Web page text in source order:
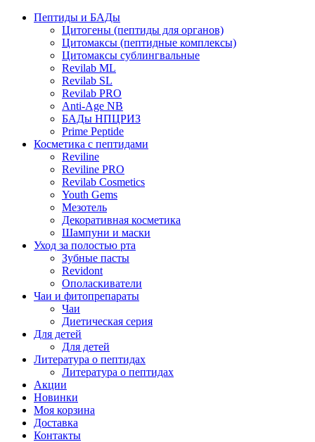
Пептиды и БАДы
Цитогены (пептиды для органов)
Цитомаксы (пептидные комплексы)
Цитомаксы сублингвальные
Revilab ML
Revilab SL
Revilab PRO
Anti-Age NB
БАДы НПЦРИЗ
Prime Peptide
Косметика с пептидами
Reviline
Reviline PRO
Revilab Cosmetics
Youth Gems
Мезотель
Декоративная косметика
Шампуни и маски
Уход за полостью рта
Зубные пасты
Revidont
Ополаскиватели
Чаи и фитопрепараты
Чаи
Диетическая серия
Для детей
Для детей
Литература о пептидах
Литература о пептидах
Акции
Новинки
Моя корзина
Доставка
Контакты